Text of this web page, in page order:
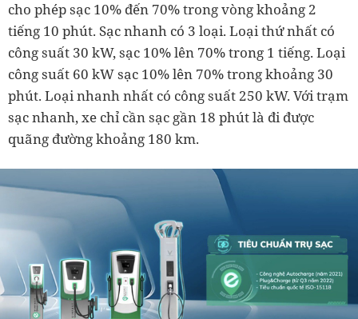
cho phép sạc 10% đến 70% trong vòng khoảng 2
tiếng 10 phút. Sạc nhanh có 3 loại. Loại thứ nhất có
công suất 30 kW, sạc 10% lên 70% trong 1 tiếng. Loại
công suất 60 kW sạc 10% lên 70% trong khoảng 30
phút. Loại nhanh nhất có công suất 250 kW. Với trạm
sạc nhanh, xe chỉ cần sạc gần 18 phút là đi được
quãng đường khoảng 180 km.